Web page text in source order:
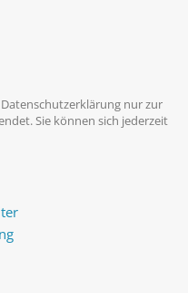
nur zur
Sie können sich jederzeit